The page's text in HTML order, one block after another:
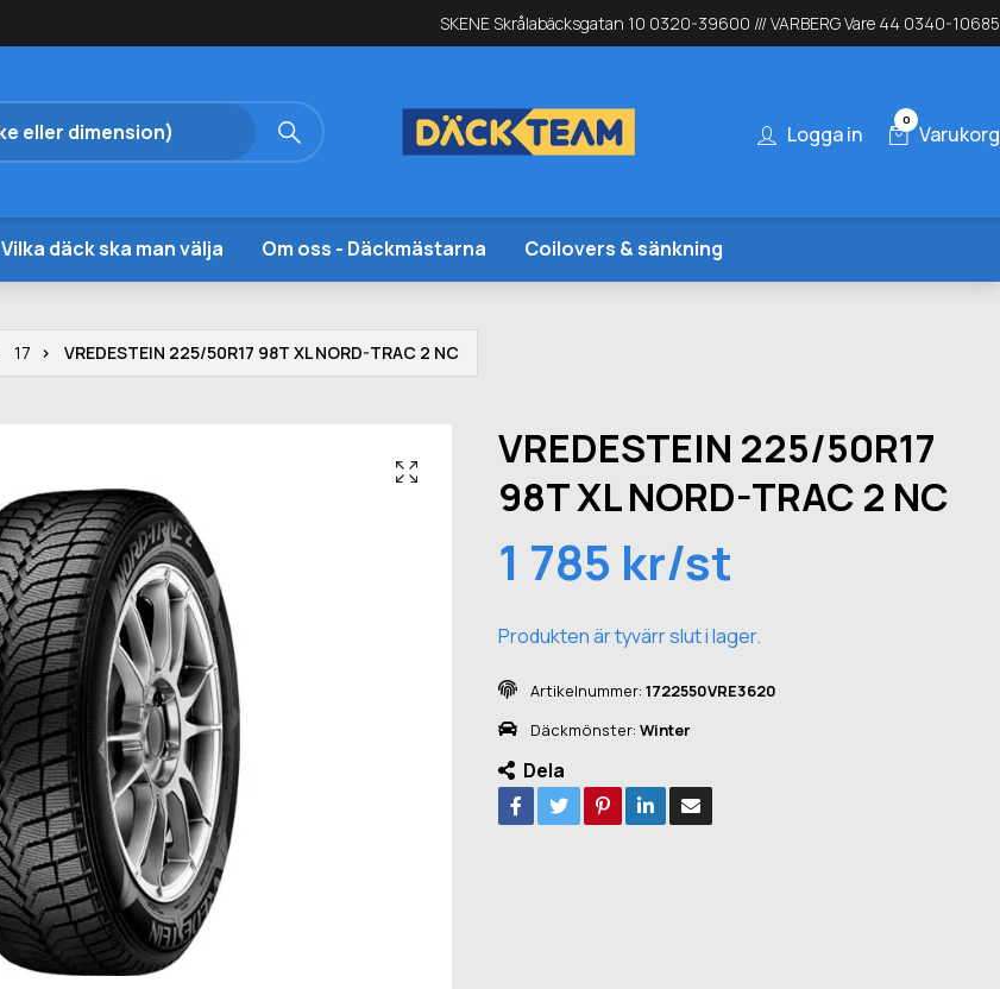
SKENE Skrålabäcksgatan 10 0320-39600 /// VARBERG Vare 44 0340-10685
Logga in
0
Varukorg
Vilka däck ska man välja Om oss - Däckmästarna Coilovers & sänkning
17 VREDESTEIN 225/50R17 98T XL NORD-TRAC 2 NC
VREDESTEIN 225/50R17
98T XL NORD-TRAC 2 NC
1 785 kr/st
Produkten är tyvärr slut i lager.
Artikelnummer: 1722550VRE3620
Däckmönster: Winter
Dela